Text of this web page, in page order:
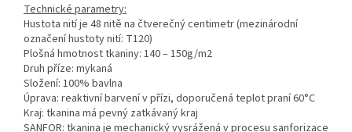
Technické parametry:
Hustota nití je 48 nitě na čtverečný centimetr (mezinárodní
označení hustoty nití: T120)
Plošná hmotnost tkaniny: 140 – 150g/m2
Druh příze: mykaná
Složení: 100% bavlna
Úprava: reaktivní barvení v přízi, doporučená teplot praní 60°C
Kraj: tkanina má pevný zatkávaný kraj
SANFOR: tkanina je mechanický vysrážená v procesu sanforizace